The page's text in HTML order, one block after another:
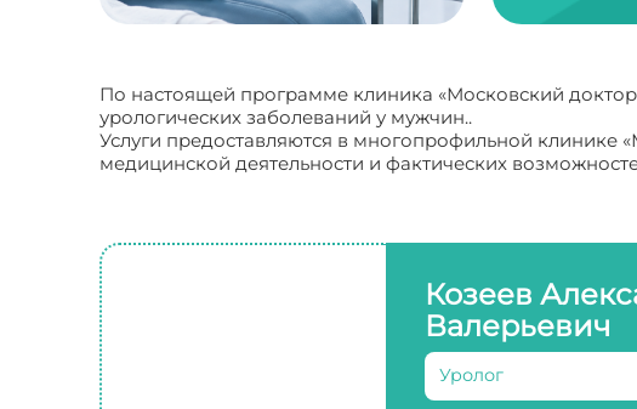
По настоящей программе клиника «Московский
урологических заболеваний у мужчин..
Услуги предоставляются в многопрофильной клинике
медицинской деятельности и фактических
Козеев
Валерьевич
Уролог